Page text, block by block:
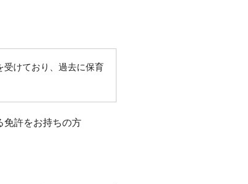
受けており、過去に保育
免許をお持ちの方